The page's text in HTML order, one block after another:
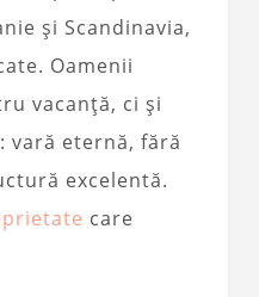
și Scandinavia,
Oamenii
vacanță, ci și
vară eternă, fără
excelentă.
care